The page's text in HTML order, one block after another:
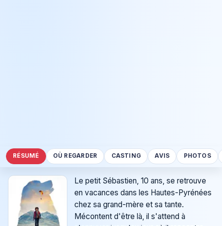
RÉSUMÉ OÙ REGARDER CASTING AVIS PHOTOS
Le petit Sébastien, 10 ans, se retrouve
en vacances dans les Hautes-Pyrénées
chez sa grand-mère et sa tante.
Mécontent d'être là, il s'attend à